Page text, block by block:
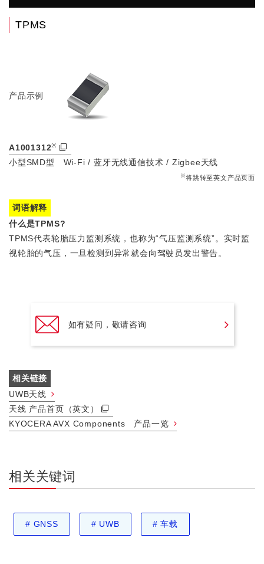
TPMS
产品示例
A1001312※
小型SMD型 Wi-Fi / 蓝牙无线通信技术 / Zigbee天线
※将跳转至英文产品页面
词语解释
什么是TPMS?
TPMS代表轮胎压力监测系统，也称为“气压监测系统”。实时监
视轮胎的气压，一旦检测到异常就会向驾驶员发出警告。
如有疑问，敬请咨询
相关链接
UWB天线
天线 产品首页（英文）
KYOCERA AVX Components 产品一览
相关关键词
# GNSS # UWB # 车载